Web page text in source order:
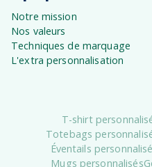
Notre mission
Nos valeurs
Techniques de marquage
L'extra personnalisation
T-shirt
Totebags
Éventails
Mugs personnalisés